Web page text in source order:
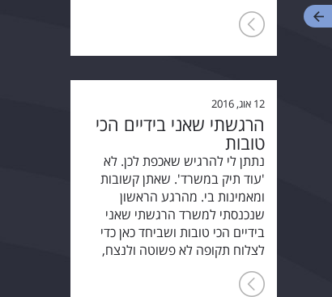
12 אוג, 2016
הרגשתי שאני בידיים הכי
טובות
נתתן לי להרגיש שאכפת לכן. לא
'עוד תיק במשרד'. שאתן קשובות
ומאמינות בי. מהרגע הראשון
שנכנסתי למשרד הרגשתי שאני
בידיים הכי טובות ושביחד כאן כדי
לצלוח תקופה לא פשוטה ולנצח,